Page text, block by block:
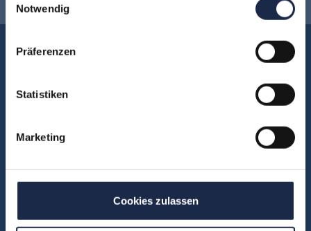
Notwendig
Präferenzen
Statistiken
Marketing
Cookies zulassen
Akademie
FAQ
Teilnehmerstimmen